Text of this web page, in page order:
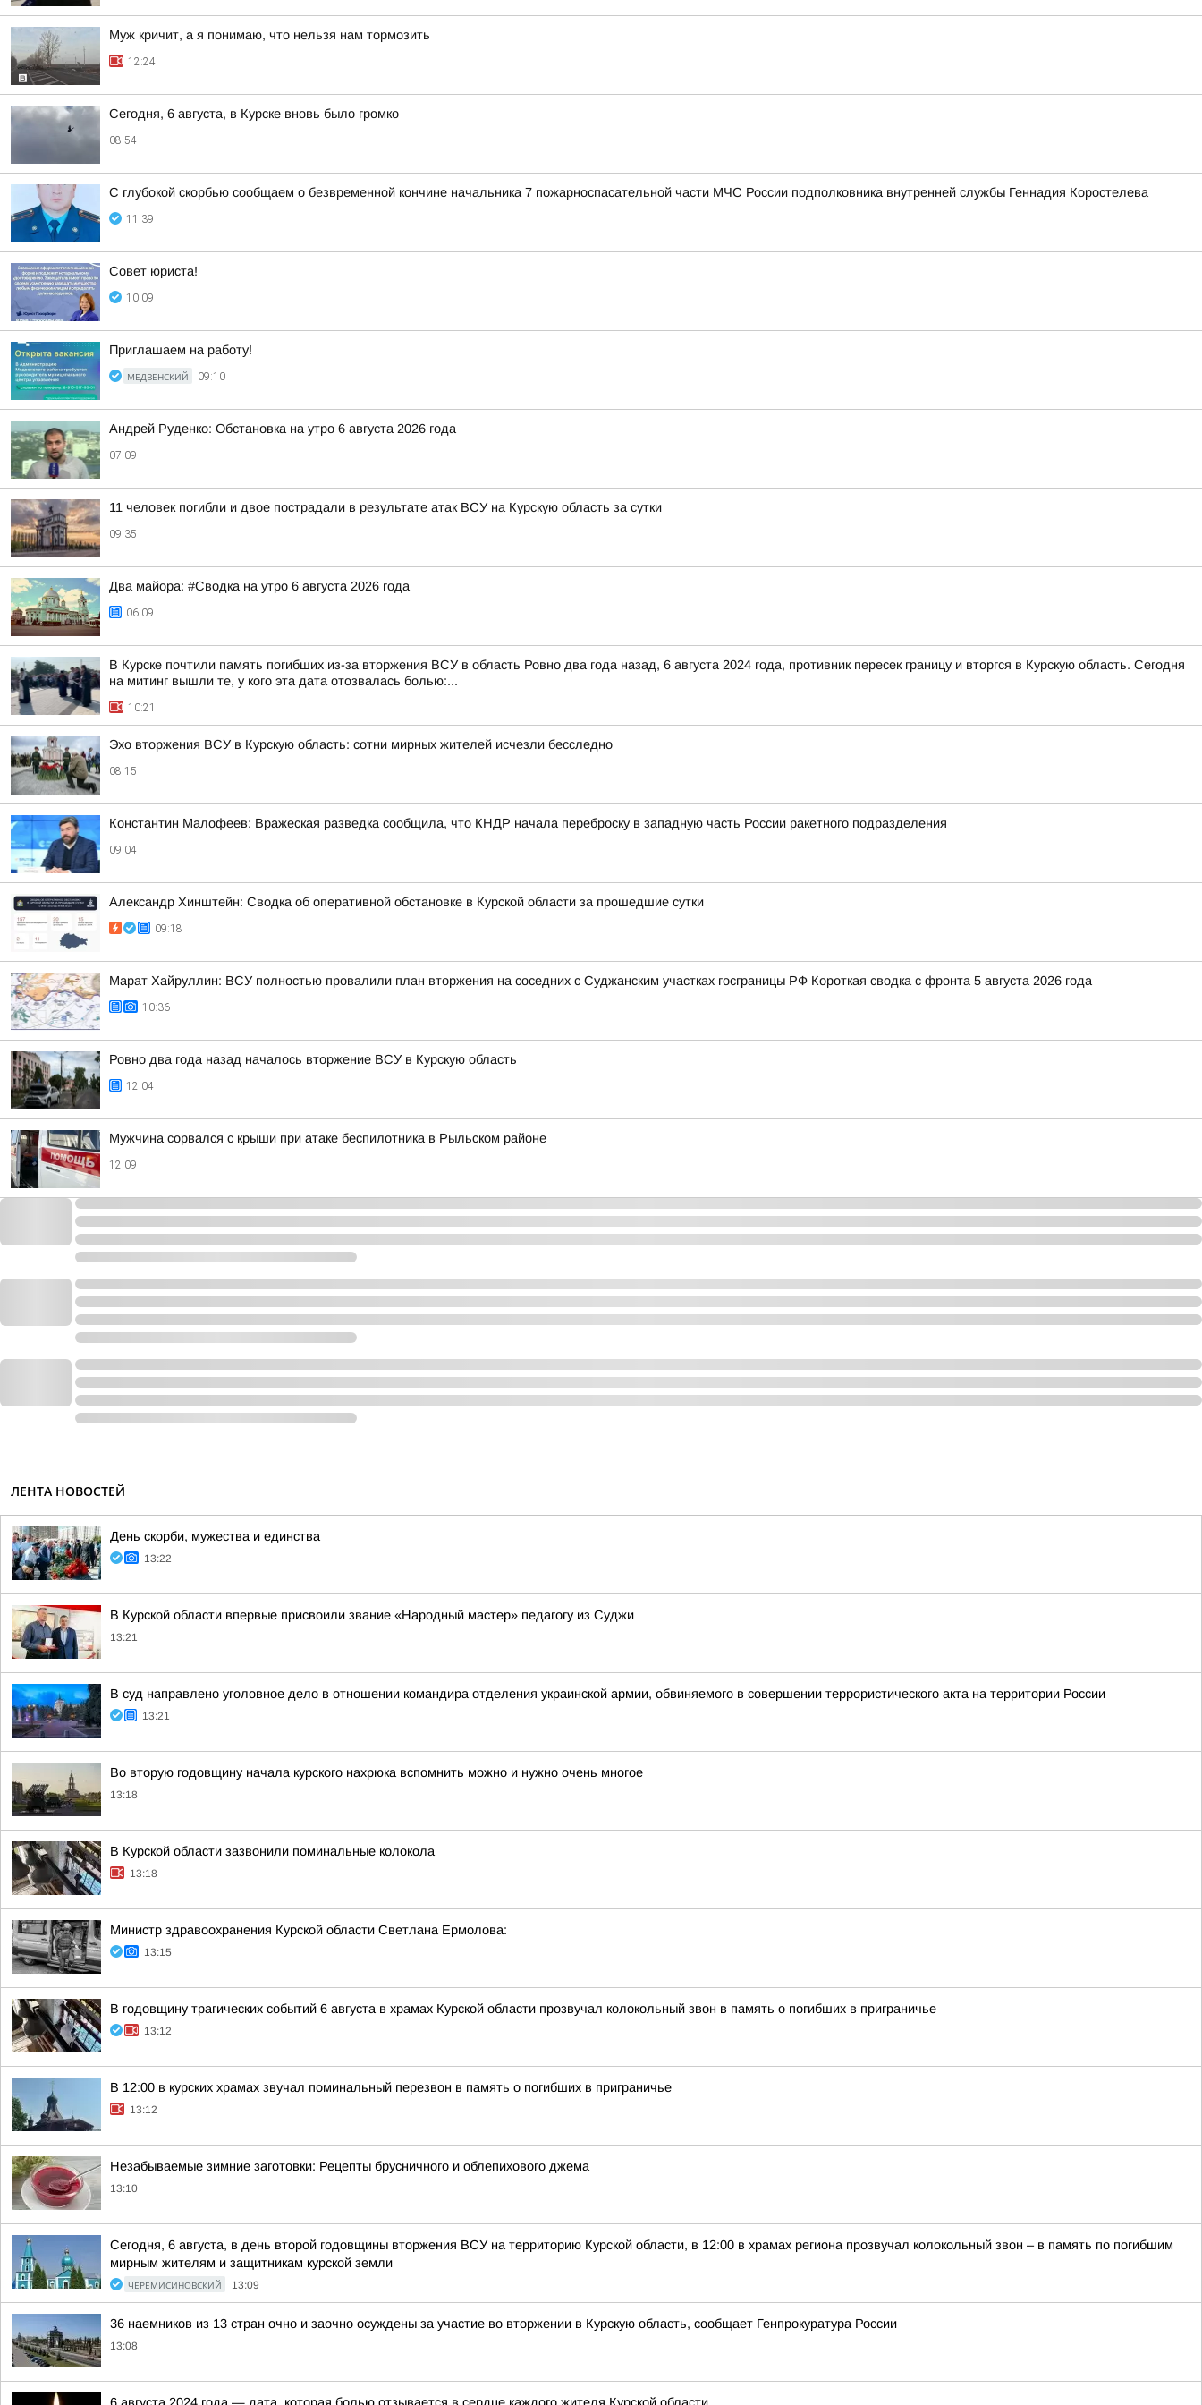
Муж кричит, а я понимаю, что нельзя нам тормозить
12:24
Сегодня, 6 августа, в Курске вновь было громко
08:54
С глубокой скорбью сообщаем о безвременной кончине начальника 7 пожарноспасательной части МЧС России подполковника внутренней службы Геннадия Коростелева
11:39
Совет юриста!
10:09
Приглашаем на работу!
МЕДВЕНСКИЙ 09:10
Андрей Руденко: Обстановка на утро 6 августа 2026 года
07:09
11 человек погибли и двое пострадали в результате атак ВСУ на Курскую область за сутки
09:35
Два майора: #Сводка на утро 6 августа 2026 года
06:09
В Курске почтили память погибших из-за вторжения ВСУ в область Ровно два года назад, 6 августа 2024 года, противник пересек границу и вторгся в Курскую область. Сегодня
на митинг вышли те, у кого эта дата отозвалась болью:...
10:21
Эхо вторжения ВСУ в Курскую область: сотни мирных жителей исчезли бесследно
08:15
Константин Малофеев: Вражеская разведка сообщила, что КНДР начала переброску в западную часть России ракетного подразделения
09:04
Александр Хинштейн: Сводка об оперативной обстановке в Курской области за прошедшие сутки
09:18
Марат Хайруллин: ВСУ полностью провалили план вторжения на соседних с Суджанским участках госграницы РФ Короткая сводка с фронта 5 августа 2026 года
10:36
Ровно два года назад началось вторжение ВСУ в Курскую область
12:04
Мужчина сорвался с крыши при атаке беспилотника в Рыльском районе
12:09
ЛЕНТА НОВОСТЕЙ
День скорби, мужества и единства
13:22
В Курской области впервые присвоили звание «Народный мастер» педагогу из Суджи
13:21
В суд направлено уголовное дело в отношении командира отделения украинской армии, обвиняемого в совершении террористического акта на территории России
13:21
Во вторую годовщину начала курского нахрюка вспомнить можно и нужно очень многое
13:18
В Курской области зазвонили поминальные колокола
13:18
Министр здравоохранения Курской области Светлана Ермолова:
13:15
В годовщину трагических событий 6 августа в храмах Курской области прозвучал колокольный звон в память о погибших в приграничье
13:12
В 12:00 в курских храмах звучал поминальный перезвон в память о погибших в приграничье
13:12
Незабываемые зимние заготовки: Рецепты брусничного и облепихового джема
13:10
Сегодня, 6 августа, в день второй годовщины вторжения ВСУ на территорию Курской области, в 12:00 в храмах региона прозвучал колокольный звон – в память по погибшим
мирным жителям и защитникам курской земли
ЧЕРЕМИСИНОВСКИЙ 13:09
36 наемников из 13 стран очно и заочно осуждены за участие во вторжении в Курскую область, сообщает Генпрокуратура России
13:08